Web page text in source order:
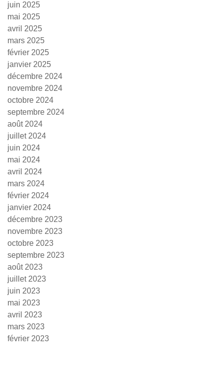
juin 2025
mai 2025
avril 2025
mars 2025
février 2025
janvier 2025
décembre 2024
novembre 2024
octobre 2024
septembre 2024
août 2024
juillet 2024
juin 2024
mai 2024
avril 2024
mars 2024
février 2024
janvier 2024
décembre 2023
novembre 2023
octobre 2023
septembre 2023
août 2023
juillet 2023
juin 2023
mai 2023
avril 2023
mars 2023
février 2023